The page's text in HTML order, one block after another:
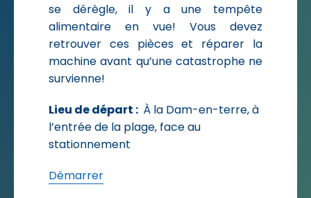
se dérègle, il y a une tempête
alimentaire en vue! Vous devez
retrouver ces pièces et réparer la
machine avant qu’une catastrophe ne
survienne!
Lieu de départ : À la Dam-en-terre, à
l’entrée de la plage, face au
stationnement
Démarrer